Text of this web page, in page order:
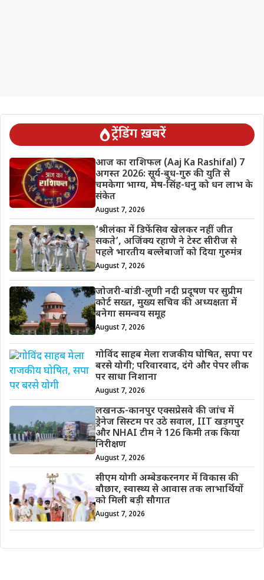
ट्रेंडिंग ख़बरें
आज का राशिफल (Aaj Ka Rashifal) 7
अगस्त 2026: सूर्य-बुध-गुरु की युति से
चमकेगा भाग्य, मेष-सिंह-धनु को धन लाभ के
संकेत
August 7, 2026
‘श्रीलंका में डिफेंसिव खेलकर नहीं जीत
सकते’, अजिंक्य रहाणे ने टेस्ट सीरीज से
पहले भारतीय बल्लेबाजों को दिया गुरुमंत्र
August 7, 2026
जोजरी-बांडी-लूणी नदी प्रदूषण पर सुप्रीम
कोर्ट सख्त, मुख्य सचिव की अध्यक्षता में
बनेगा समन्वय समूह
August 7, 2026
गोविंद साहब मेला राजकीय घोषित, सपा पर
बरसे योगी; परिवारवाद, दंगे और पेपर लीक
पर साधा निशाना
August 7, 2026
लखनऊ-कानपुर एक्सप्रेसवे की जांच में
ड्रेनेज सिस्टम पर उठे सवाल, IIT खड़गपुर
और NHAI टीम ने 126 किमी तक किया
निरीक्षण
August 7, 2026
सीएम योगी अम्बेडकरनगर में विकास की
बौछार, स्वास्थ्य से आवास तक लाभार्थियों
को मिली बड़ी सौगात
August 7, 2026